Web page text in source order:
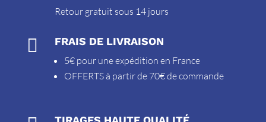
Retour gratuit sous 14 jours
 FRAIS DE LIVRAISON
5€ pour une expédition en France
OFFERTS à partir de 70€ de commande